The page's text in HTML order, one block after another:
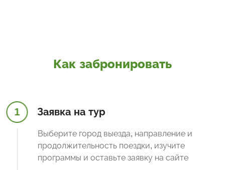
Как забронировать
1 Заявка на тур
Выберите город выезда, направление и
продолжительность поездки, изучите
программы и оставьте заявку на сайте